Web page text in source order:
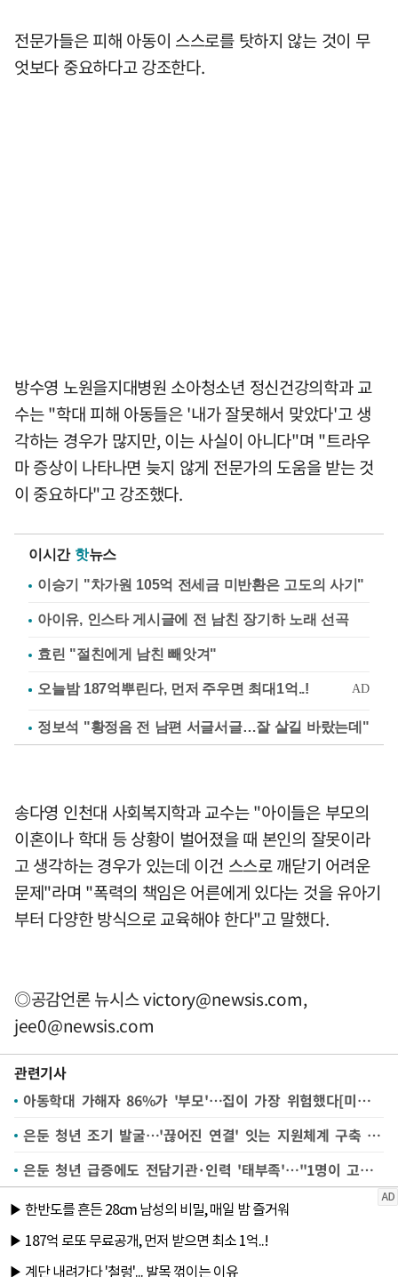
전문가들은 피해 아동이 스스로를 탓하지 않는 것이 무
엇보다 중요하다고 강조한다.
방수영 노원을지대병원 소아청소년 정신건강의학과 교
수는 "학대 피해 아동들은 '내가 잘못해서 맞았다'고 생
각하는 경우가 많지만, 이는 사실이 아니다"며 "트라우
마 증상이 나타나면 늦지 않게 전문가의 도움을 받는 것
이 중요하다"고 강조했다.
이시간 핫뉴스
이승기 "차가원 105억 전세금 미반환은 고도의 사기"
아이유, 인스타 게시글에 전 남친 장기하 노래 선곡
효린 "절친에게 남친 빼앗겨"
정보석 "황정음 전 남편 서글서글…잘 살길 바랐는데"
송다영 인천대 사회복지학과 교수는 "아이들은 부모의
이혼이나 학대 등 상황이 벌어졌을 때 본인의 잘못이라
고 생각하는 경우가 있는데 이건 스스로 깨닫기 어려운
문제"라며 "폭력의 책임은 어른에게 있다는 것을 유아기
부터 다양한 방식으로 교육해야 한다"고 말했다.
◎공감언론 뉴시스victory@newsis.com,
jee0@newsis.com
관련기사
아동학대 가해자 86%가 '부모'…집이 가장 위험했다[미래세대가 병들고 있다⑪]
은둔 청년 조기 발굴…'끊어진 연결' 잇는 지원체계 구축 시급[미래세대가 병들고 있다⑩]
은둔 청년 급증에도 전담기관·인력 '태부족'…"1명이 고립 청년 147명 관리"[미래세대가 병들고 있다⑨]